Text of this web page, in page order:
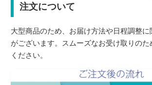
注文について
大型商品のため、お届け方法や日程調整
がございます。スムーズなお受け取りの
ください。